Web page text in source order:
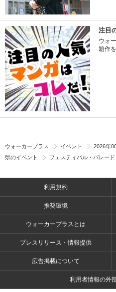
注目
ウォ
題作
ウォーカープラス イベント 2026年
県のイベント
フェスティバル・パレード
利用規約
推奨環境
ウォーカープラスとは
プレスリリース・情報提供
広告掲載について
利用者情報の外